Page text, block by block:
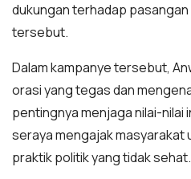
dukungan terhadap
tersebut.
Dalam kampanye tersebut,
orasi yang tegas dan
pentingnya menjaga nilai-nilai
seraya mengajak masyarakat
praktik politik yang tidak sehat.